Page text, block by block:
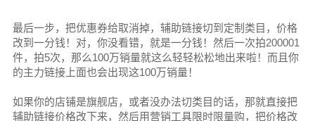
最后一步，把优惠券给取消掉，辅助链接切到定制类目，价格
改到一分钱！对，你没看错，就是一分钱！然后一次拍200001
件，拍5次，那么100万销量就这么轻轻松松地出来啦！而且你
的主力链接上面也会出现这100万销量！
如果你的店铺是旗舰店，或者没办法切类目的话，那就直接把
辅助链接价格改下来，然后用营销工具限时限量购，把价格改